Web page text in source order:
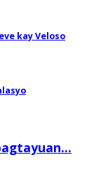
kay Veloso